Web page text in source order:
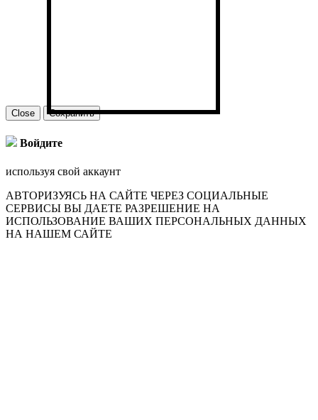
Close Сохранить
Войдите
используя свой аккаунт
АВТОРИЗУЯСЬ НА САЙТЕ ЧЕРЕЗ СОЦИАЛЬНЫЕ
СЕРВИСЫ ВЫ ДАЕТЕ РАЗРЕШЕНИЕ НА
ИСПОЛЬЗОВАНИЕ ВАШИХ ПЕРСОНАЛЬНЫХ ДАННЫХ
НА НАШЕМ САЙТЕ